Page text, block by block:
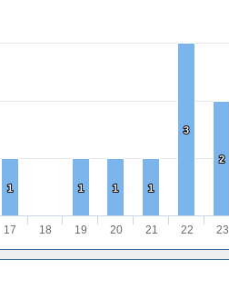
1
1 1
1 1
1 1
1
3
3
2
2
17 18 19 20 21 22 23